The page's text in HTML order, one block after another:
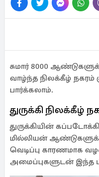
சுமார் 8000
வாழ்ந்த நிலக்கீழ் நகரம்
பார்க்கலாம்.
துருக்கி நிலக்கீழ்
துருக்கியின்
மில்லியன்
வெடிப்பு காரணமாக
அமைப்புகளுடன் இந்த